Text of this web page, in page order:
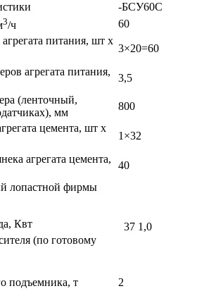
-БСУ60С
3/ч
60
питания, шт x
3×20=60
агрегата питания,
3,5
(ленточный,
мм
800
цемента, шт x
1×32
агрегата цемента,
40
лопастной фирмы
Квт
(по готовому
37 1,0
подъемника, т
2